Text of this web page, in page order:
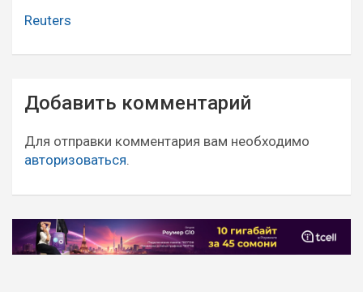
Reuters
Навигация
по
записям
Добавить комментарий
Для отправки комментария вам необходимо
авторизоваться.